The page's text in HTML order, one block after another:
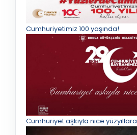
Cumhuriyetimiz 100 yaşında!
Cumhuriyet aşkıyla nice yüzyıllara